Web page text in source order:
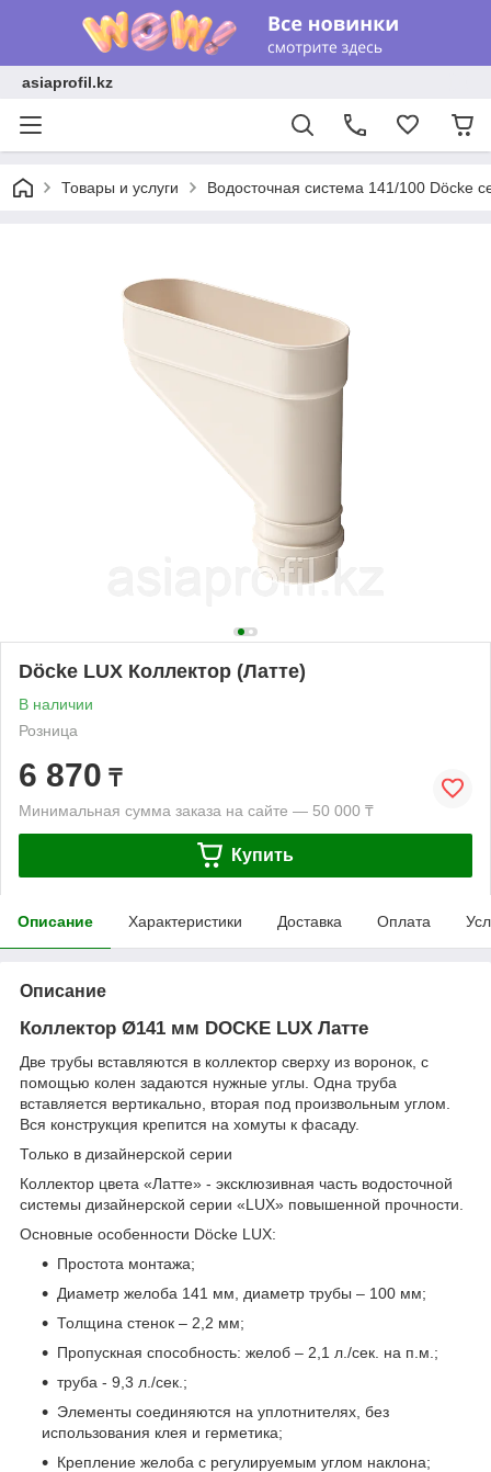
asiaprofil.kz
Товары и услуги Водосточная система 141/100 Döcke
Döcke LUX Коллектор (Латте)
В наличии
Розница
6 870 ₸
Минимальная сумма заказа на сайте — 50 000 ₸
Купить
Описание Характеристики Доставка Оплата
Описание
Коллектор Ø141 мм DOCKE LUX Латте
Две трубы вставляются в коллектор сверху из воронок, с
помощью колен задаются нужные углы. Одна труба
вставляется вертикально, вторая под произвольным углом.
Вся конструкция крепится на хомуты к фасаду.
Только в дизайнерской серии
Коллектор цвета «Латте» - эксклюзивная часть водосточной
системы дизайнерской серии «LUX» повышенной прочности.
Основные особенности Döcke LUX:
Простота монтажа;
Диаметр желоба 141 мм, диаметр трубы – 100 мм;
Толщина стенок – 2,2 мм;
Пропускная способность: желоб – 2,1 л./сек. на п.м.;
труба - 9,3 л./сек.;
Элементы соединяются на уплотнителях, без
использования клея и герметика;
Крепление желоба с регулируемым углом наклона;